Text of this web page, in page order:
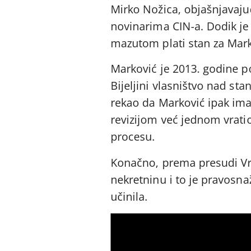
Mirko Nožica,
novinarima CIN-a. Dodik
mazutom plati stan za
Marković je 2013. godine
Bijeljini vlasništvo nad
rekao da Marković ipak
revizijom već jednom
procesu.
Konačno, prema presudi
nekretninu i to je
učinila.